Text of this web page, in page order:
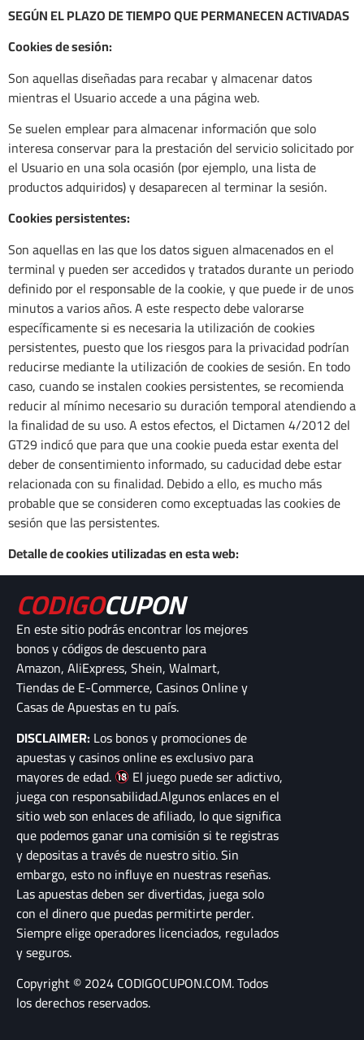
SEGÚN EL PLAZO DE TIEMPO QUE PERMANECEN ACTIVADAS
Cookies de sesión:
Son aquellas diseñadas para recabar y almacenar datos
mientras el Usuario accede a una página web.
Se suelen emplear para almacenar información que solo
interesa conservar para la prestación del servicio solicitado por
el Usuario en una sola ocasión (por ejemplo, una lista de
productos adquiridos) y desaparecen al terminar la sesión.
Cookies persistentes:
Son aquellas en las que los datos siguen almacenados en el
terminal y pueden ser accedidos y tratados durante un periodo
definido por el responsable de la cookie, y que puede ir de unos
minutos a varios años. A este respecto debe valorarse
específicamente si es necesaria la utilización de cookies
persistentes, puesto que los riesgos para la privacidad podrían
reducirse mediante la utilización de cookies de sesión. En todo
caso, cuando se instalen cookies persistentes, se recomienda
reducir al mínimo necesario su duración temporal atendiendo a
la finalidad de su uso. A estos efectos, el Dictamen 4/2012 del
GT29 indicó que para que una cookie pueda estar exenta del
deber de consentimiento informado, su caducidad debe estar
relacionada con su finalidad. Debido a ello, es mucho más
probable que se consideren como exceptuadas las cookies de
sesión que las persistentes.
Detalle de cookies utilizadas en esta web:
CODIGOCUPON
En este sitio podrás encontrar los mejores
bonos y códigos de descuento para
Amazon, AliExpress, Shein, Walmart,
Tiendas de E-Commerce, Casinos Online y
Casas de Apuestas en tu país.
DISCLAIMER: Los bonos y promociones de
apuestas y casinos online es exclusivo para
mayores de edad.
El juego puede ser adictivo,
juega con responsabilidad.Algunos enlaces en el
sitio web son enlaces de afiliado, lo que significa
que podemos ganar una comisión si te registras
y depositas a través de nuestro sitio. Sin
embargo, esto no influye en nuestras reseñas.
Las apuestas deben ser divertidas, juega solo
con el dinero que puedas permitirte perder.
Siempre elige operadores licenciados, regulados
y seguros.
Copyright © 2024 CODIGOCUPON.COM. Todos
los derechos reservados.